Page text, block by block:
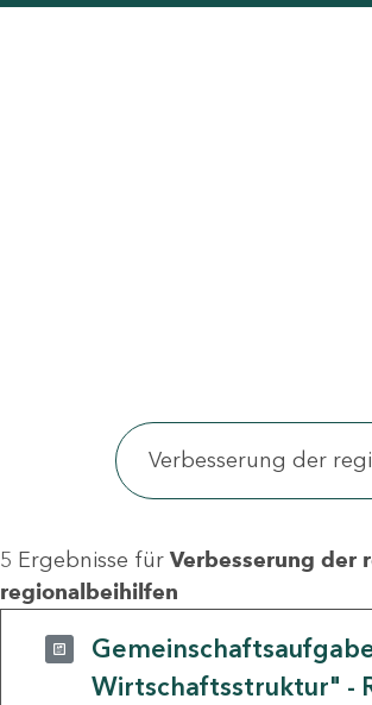
5 Ergebnisse für Verbesserung der
regionalbeihilfen
Wirtschaftsstruktur" -